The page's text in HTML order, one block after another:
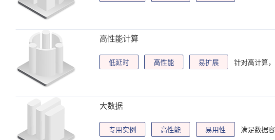
高性能计算
低延时 高性能 易扩展 针对高计算
大数据
专用实例 高性能 易用性 满足数据